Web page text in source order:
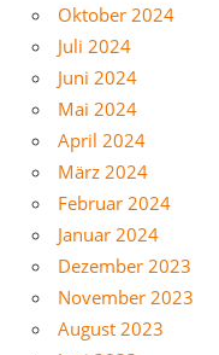
Oktober 2024
Juli 2024
Juni 2024
Mai 2024
April 2024
März 2024
Februar 2024
Januar 2024
Dezember 2023
November 2023
August 2023